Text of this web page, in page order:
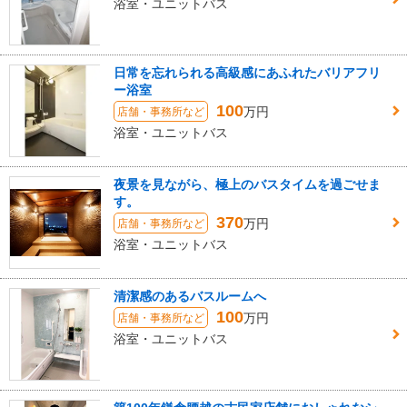
浴室・ユニットバス
日常を忘れられる高級感にあふれたバリアフリ
ー浴室
店舗・事務所など 100万円
浴室・ユニットバス
夜景を見ながら、極上のバスタイムを過ごせま
す。
店舗・事務所など 370万円
浴室・ユニットバス
清潔感のあるバスルームへ
店舗・事務所など 100万円
浴室・ユニットバス